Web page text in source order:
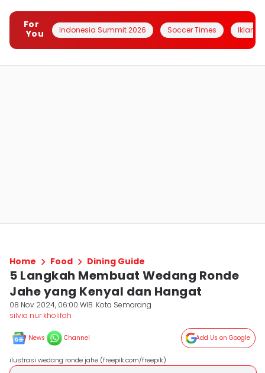
For
You
Indonesia Summit 2026 Soccer Times Iklanin
Home Food Dining Guide
5 Langkah Membuat Wedang Ronde
Jahe yang Kenyal dan Hangat
08 Nov 2024, 06:00 WIB Kota Semarang
silvia nur kholifah
News Channel Add Us on Google
ilustrasi wedang ronde jahe (freepik.com/freepik)